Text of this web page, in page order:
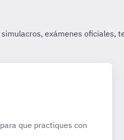
para que practiques con